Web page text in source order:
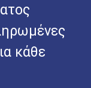
κάθε